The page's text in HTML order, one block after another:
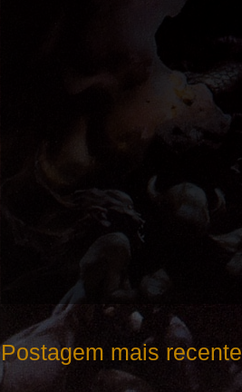
Postagem mais recente